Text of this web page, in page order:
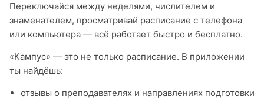
Переключайся между неделями, числителем и
знаменателем, просматривай расписание с телефона
или компьютера — всё работает быстро и бесплатно.
«Кампус» — это не только расписание. В приложении
ты найдёшь:
отзывы о преподавателях и направлениях подготовки